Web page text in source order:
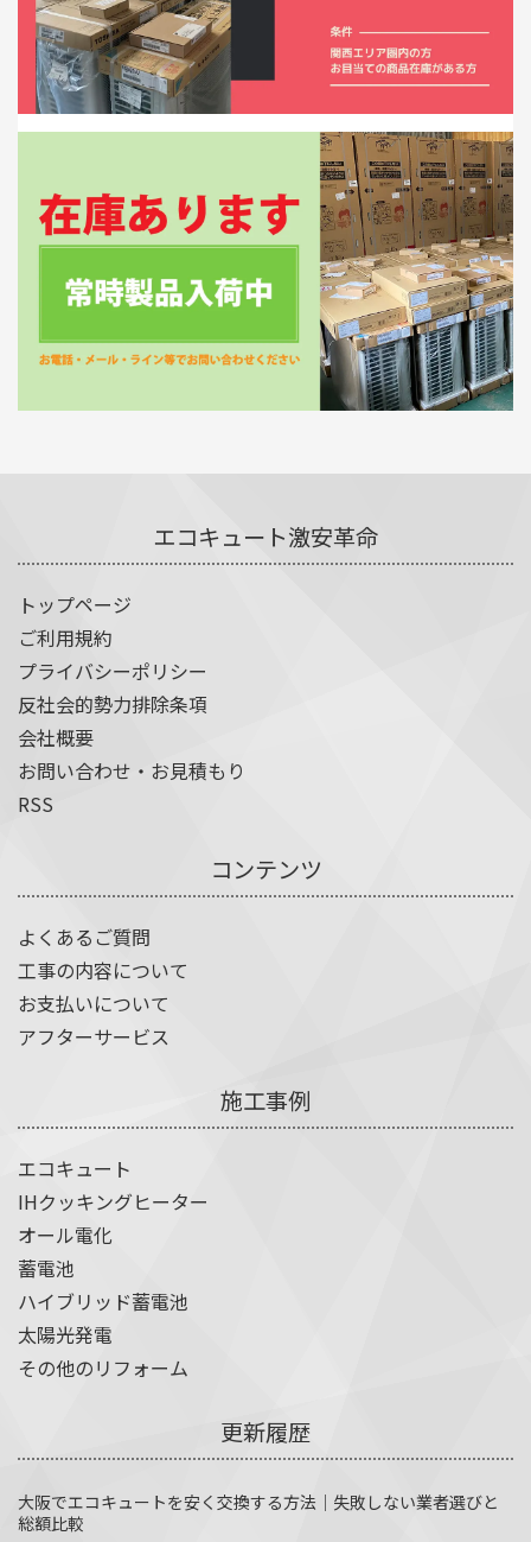
エコキュート激安革命
トップページ
ご利用規約
プライバシーポリシー
反社会的勢力排除条項
会社概要
お問い合わせ・お見積もり
RSS
コンテンツ
よくあるご質問
工事の内容について
お支払いについて
アフターサービス
施工事例
エコキュート
IHクッキングヒーター
オール電化
蓄電池
ハイブリッド蓄電池
太陽光発電
その他のリフォーム
更新履歴
大阪でエコキュートを安く交換する方法｜失敗しない業者選びと
総額比較